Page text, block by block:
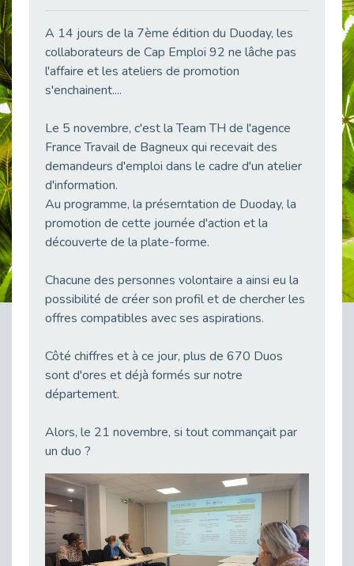
« Confiance en soi et acceptation du handicap » : un levier puissant vers l’emploi
Handicap et emploi : une matinée pour briser les tabous
Publié le 21/05/2026
Fibromyalgie : Quand la douleur invisible s’invite au bureau
Publié le 12/05/2026
38 vidéos pour comprendre et agir durablement
Publié le 04/05/2026
Publié le 04/05/2026
L'alternance : un tremplin vers l'emploi aussi pour les personnes en situation de handicap
Publié le 01/05/2026
Témoignage : Le parcours de Marc, 44 ans
Optimiser son CV lorsqu’on est en situation de handicap
Publié le 29/04/2026
28 avril : Agir ensemble pour une culture de prévention au travail
Publié le 27/04/2026
Mobilisation pour l’alternance et le handicap
Publié le 24/04/2026
A 14 jours de la 7ème édition du Duoday, les
collaborateurs de Cap Emploi 92 ne lâche pas
l'affaire et les ateliers de promotion
s'enchainent....
Le 5 novembre, c'est la Team TH de l'agence
France Travail de Bagneux qui recevait des
demandeurs d'emploi dans le cadre d'un atelier
d'information.
Au programme, la préserntation de Duoday, la
promotion de cette journée d'action et la
découverte de la plate-forme.
Chacune des personnes volontaire a ainsi eu la
possibilité de créer son profil et de chercher les
offres compatibles avec ses aspirations.
Côté chiffres et à ce jour, plus de 670 Duos
sont d'ores et déjà formés sur notre
département.
Alors, le 21 novembre, si tout commançait par
un duo ?